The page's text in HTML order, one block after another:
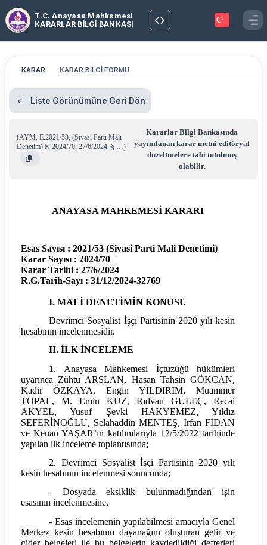
T.C. Anayasa Mahkemesi
KARARLAR BİLGİ BANKASI
KARAR KARAR BİLGİ FORMU
Liste Görünümüne Geri Dön
(AYM, E.2021/53, (Siyasi Parti Mali
Denetim) K.2024/70, 27/6/2024, § …)
Kararlar Bilgi Bankasında
yayımlanan karar metni editöryal
düzeltmelere tabi tutulmuş
olabilir.